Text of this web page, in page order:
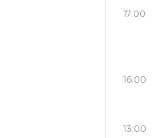
17:00
16:00
13:00